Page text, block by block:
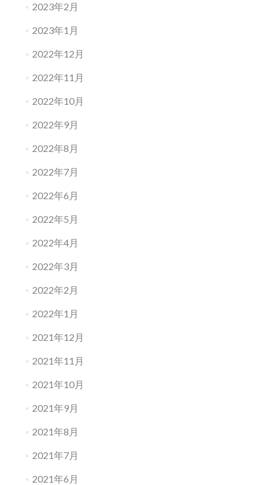
2023年2月
2023年1月
2022年12月
2022年11月
2022年10月
2022年9月
2022年8月
2022年7月
2022年6月
2022年5月
2022年4月
2022年3月
2022年2月
2022年1月
2021年12月
2021年11月
2021年10月
2021年9月
2021年8月
2021年7月
2021年6月